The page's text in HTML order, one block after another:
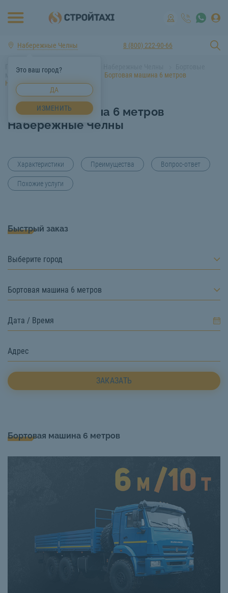
Набережные Челны
Это ваш город?
ДА
ИЗМЕНИТЬ
8 (800) 222-90-66
Главная Аренда спецтехники Набережные Челны
машины Набережные Челны
Бортовая машина 6 метров
Набережные Челны
Бортовая машина 6 метров
Набережные Челны
Характеристики Преимущества Вопрос-ответ
Похожие услуги
Быстрый заказ
Выберите город
Бортовая машина 6 метров
ЗАКАЗАТЬ
Бортовая машина 6 метров